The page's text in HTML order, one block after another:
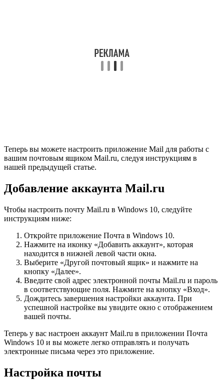
Теперь вы можете настроить приложение Mail для работы с
вашим почтовым ящиком Mail.ru, следуя инструкциям в
нашей предыдущей статье.
Добавление аккаунта Mail.ru
Чтобы настроить почту Mail.ru в Windows 10, следуйте
инструкциям ниже:
Откройте приложение Почта в Windows 10.
Нажмите на иконку «Добавить аккаунт», которая
находится в нижней левой части окна.
Выберите «Другой почтовый ящик» и нажмите на
кнопку «Далее».
Введите свой адрес электронной почты Mail.ru и пароль
в соответствующие поля. Нажмите на кнопку «Вход».
Дождитесь завершения настройки аккаунта. При
успешной настройке вы увидите окно с отображением
вашей почты.
Теперь у вас настроен аккаунт Mail.ru в приложении Почта
Windows 10 и вы можете легко отправлять и получать
электронные письма через это приложение.
Настройка почты